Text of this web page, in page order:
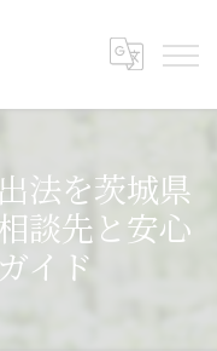
法を茨城県
談先と安心
イド